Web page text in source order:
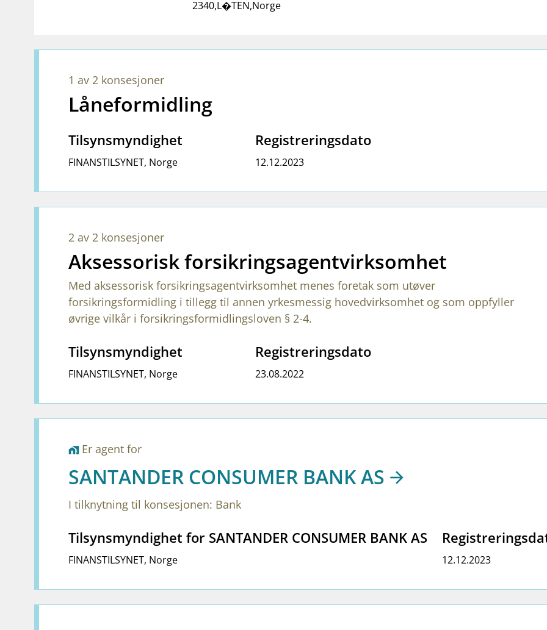
2340,L�TEN,Norge
1 av 2 konsesjoner
Låneformidling
Tilsynsmyndighet
FINANSTILSYNET, Norge
Registreringsdato
12.12.2023
2 av 2 konsesjoner
Aksessorisk forsikringsagentvirksomhet
Med aksessorisk forsikringsagentvirksomhet menes foretak som utøver
forsikringsformidling i tillegg til annen yrkesmessig hovedvirksomhet og som oppfyller
øvrige vilkår i forsikringsformidlingsloven § 2-4.
Tilsynsmyndighet
FINANSTILSYNET, Norge
Registreringsdato
23.08.2022
home_work Er agent for
SANTANDER CONSUMER BANK AS
I tilknytning til konsesjonen: Bank
Tilsynsmyndighet for SANTANDER CONSUMER BANK AS
FINANSTILSYNET, Norge 12.12.2023